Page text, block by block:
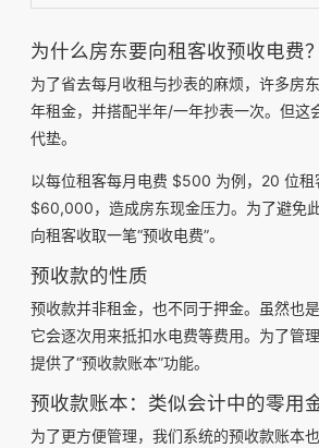
为什么房东要向租客收预收电费？
为了省去每月收租与抄表的麻烦，许多房
年租金，并搭配半年/一年抄表一次。但这
代垫。
以每位租客每月电费 $500 为例，20 位租
$60,000，造成房东现金压力。为了避免
向租客收取一笔“预收电费”。
预收款的性质
预收款并非租金，也不同于押金。虽然也
它会逐次用来抵扣水电费等费用。为了管
提供了“预收款账本”功能。
预收款账本：类似会计中的零用
为了更方便管理，我们系统的预收款账本